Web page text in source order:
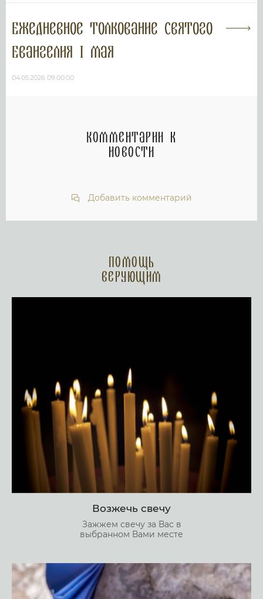
Ежедневное толкование Святого
Евангелия 1 мая
04.05.2026 09:00:00
Комментарии к
новости
Добавить комментарий
Помощь
верующим
Возжечь свечу
Зажжем свечу за Вас в
выбранном Вами месте